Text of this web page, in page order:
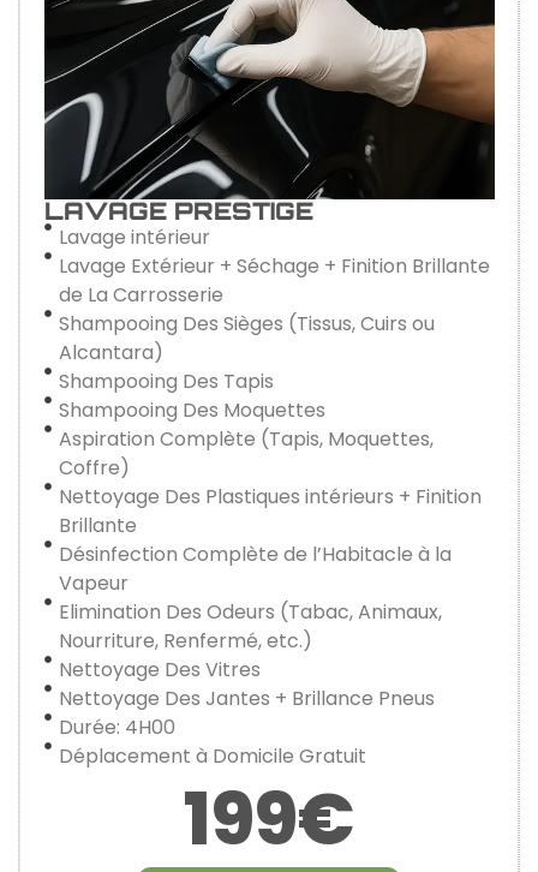
LAVAGE PRESTIGE
Lavage intérieur
Lavage Extérieur + Séchage + Finition Brillante
de La Carrosserie
Shampooing Des Sièges (Tissus, Cuirs ou
Alcantara)
Shampooing Des Tapis
Shampooing Des Moquettes
Aspiration Complète (Tapis, Moquettes,
Coffre)
Nettoyage Des Plastiques intérieurs + Finition
Brillante
Désinfection Complète de l’Habitacle à la
Vapeur
Elimination Des Odeurs (Tabac, Animaux,
Nourriture, Renfermé, etc.)
Nettoyage Des Vitres
Nettoyage Des Jantes + Brillance Pneus
Durée: 4H00
Déplacement à Domicile Gratuit
199€